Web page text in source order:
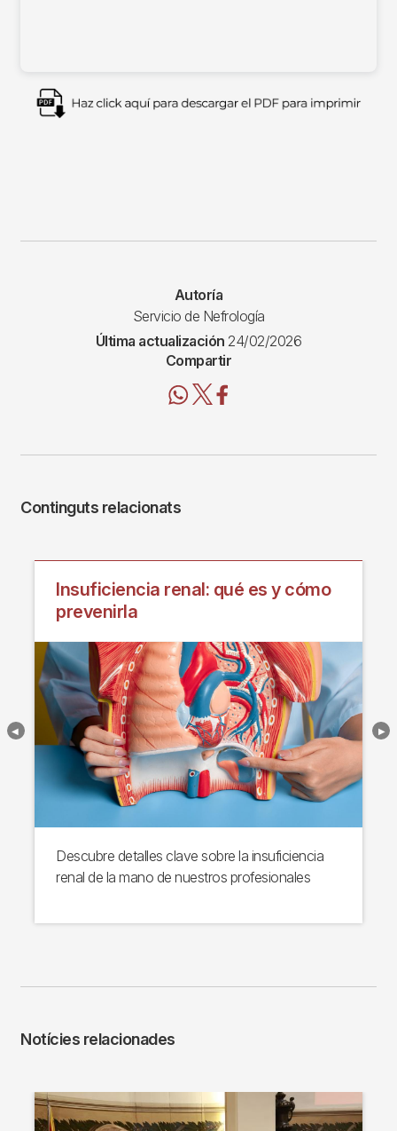
Imagen
Autoría
Servicio de Nefrología
Última actualización 24/02/2026
Compartir
Continguts relacionats
Insuficiencia renal: qué es y cómo
prevenirla
Descubre detalles clave sobre la insuficiencia
renal de la mano de nuestros profesionales
Notícies relacionades